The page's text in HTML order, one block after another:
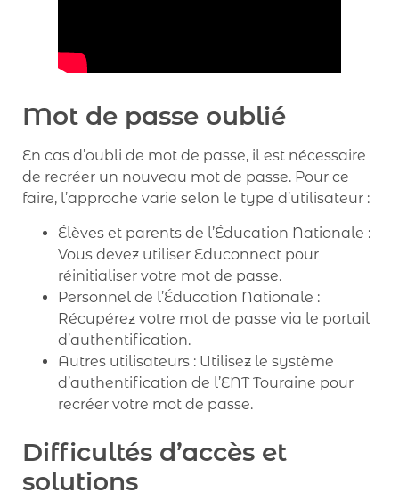
Mot de passe oublié
En cas d’oubli de mot de passe, il est nécessaire
de recréer un nouveau mot de passe. Pour ce
faire, l’approche varie selon le type d’utilisateur :
Élèves et parents de l’Éducation Nationale :
Vous devez utiliser Educonnect pour
réinitialiser votre mot de passe.
Personnel de l’Éducation Nationale :
Récupérez votre mot de passe via le portail
d’authentification.
Autres utilisateurs : Utilisez le système
d’authentification de l’ENT Touraine pour
recréer votre mot de passe.
Difficultés d’accès et
solutions